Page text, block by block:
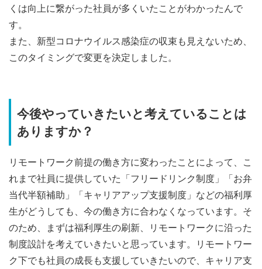
くは向上に繋がった社員が多くいたことがわかったんで
す。
また、新型コロナウイルス感染症の収束も見えないため、
このタイミングで変更を決定しました。
今後やっていきたいと考えていることは
ありますか？
リモートワーク前提の働き方に変わったことによって、こ
れまで社員に提供していた「フリードリンク制度」「お弁
当代半額補助」「キャリアアップ支援制度」などの福利厚
生がどうしても、今の働き方に合わなくなっています。 そ
のため、まずは福利厚生の刷新、リモートワークに沿った
制度設計を考えていきたいと思っています。リモートワー
ク下でも社員の成長も支援していきたいので、キャリア支